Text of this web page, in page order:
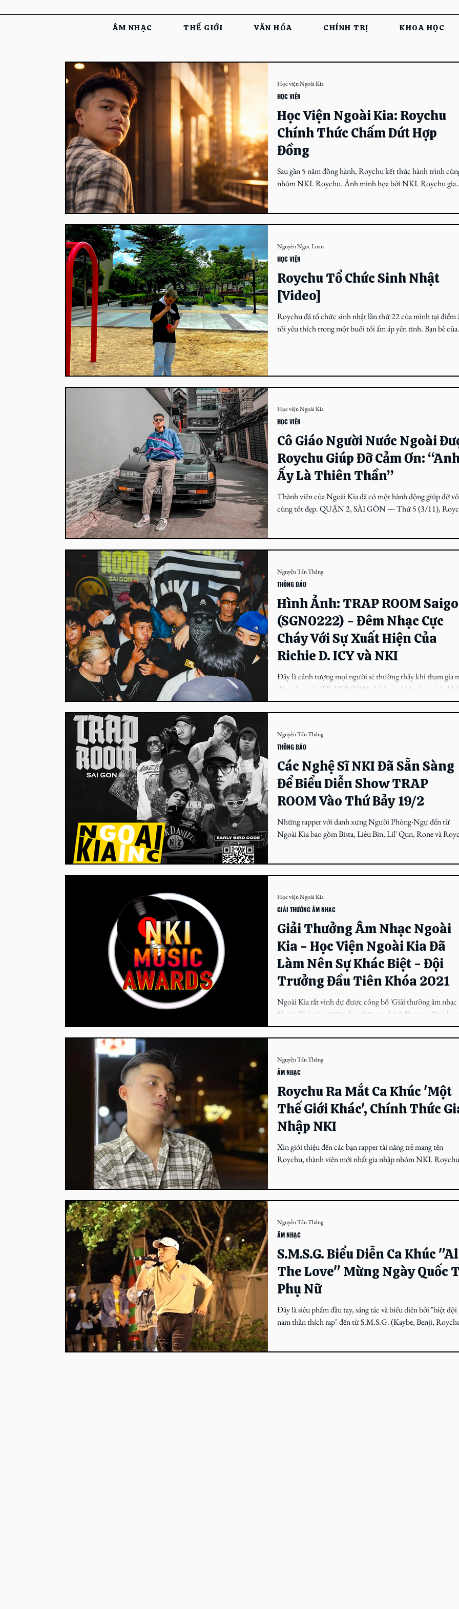
ÂM NHẠC THẾ GIỚI VĂN HÓA CHÍNH TRỊ KHOA HỌC
Học Viện Ngoài Kia: Roychu
Chính Thức Chấm Dứt Hợp
Đồng
Sau gần 5 năm đồng hành, Roychu kết thúc hành trình
nhóm NKI. Roychu. Ảnh minh họa bởi NKI. Roychu gia
Bán kết một giải freestyle do Goat7 tổ chức. Dù thời gian
bó với freestyle chỉ khoảng 8 tháng và số lần thi đấu không
HỌC VIỆN
Học viện Ngoài Kia
Roychu Tổ Chức Sinh Nhật
[Video]
Roychu đã tổ chức sinh nhật lần thứ 22 của mình tại điểm
tối yêu thích trong một buổi tối ấm áp yên tĩnh. Bạn bè của
HỌC VIỆN
Nguyễn Ngọc Loan
Cô Giáo Người Nước Ngoài
Roychu Giúp Đỡ Cảm Ơn:
Ấy Là Thiên Thần”
Thành viên của Ngoài Kia đã có một hành động giúp đỡ vô
cùng tốt đẹp. QUẬN 2, SÀI GÒN — Thứ 5 (3/11),
HỌC VIỆN
Học viện Ngoài Kia
Hình Ảnh: TRAP ROOM
(SGN0222) - Đêm Nhạc Cực
Cháy Với Sự Xuất Hiện Của
Richie D. ICY và NKI
Đây là cảnh tượng mọi người sẽ thường thấy khi tham gia
đêm nhạc của TRAP ROOM - không có khoảng cách,
màu mè, chỉ có homies và...
THÔNG BÁO
Nguyễn Tấn Thắng
Các Nghệ Sĩ NKI Đã Sẵn Sàng
Để Biểu Diễn Show TRAP
ROOM Vào Thứ Bảy 19/2
Những rapper với danh xưng Người Phòng-Ngự đến từ
Ngoài Kia bao gồm Bista, Liêu Bin, Lil' Qun, Rone và
THÔNG BÁO
Nguyễn Tấn Thắng
Giải Thưởng Âm Nhạc Ngoài
Kia - Học Viện Ngoài Kia Đã
Làm Nên Sự Khác Biệt - Đội
Trưởng Đầu Tiên Khóa 2021
Ngoài Kia rất vinh dự được công bố 'Giải thưởng âm nhạc
Ngoài Kia’ năm 2021 cho những nghệ sĩ đã mang đến cho
chơi của chúng ta những...
GIẢI THƯỞNG ÂM NHẠC
Học viện Ngoài Kia
Roychu Ra Mắt Ca Khúc 'Một
Thế Giới Khác', Chính Thức
Nhập NKI
Xin giới thiệu đến các bạn rapper tài năng trẻ mang tên
Roychu, thành viên mới nhất gia nhập nhóm NKI.
ÂM NHẠC
Nguyễn Tấn Thắng
S.M.S.G. Biểu Diễn Ca Khúc
The Love" Mừng Ngày Quốc
Phụ Nữ
Đây là siêu phẩm đầu tay, sáng tác và biểu diễn bởi "biệt đội
nam thần thích rap" đến từ S.M.S.G. (Kaybe, Benji,
ÂM NHẠC
Nguyễn Tấn Thắng